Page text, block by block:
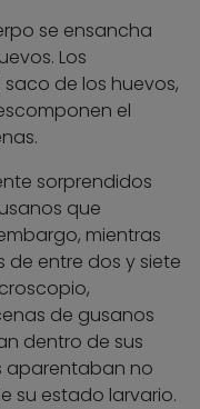
se ensancha
Los
de los huevos,
el
sorprendidos
que
mientras
entre dos y siete
de gusanos
dentro de sus
aparentaban no
su estado larvario.